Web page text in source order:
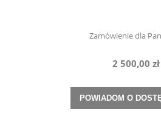
Zamówienie dla
2 500,00 zł
POWIADOM O